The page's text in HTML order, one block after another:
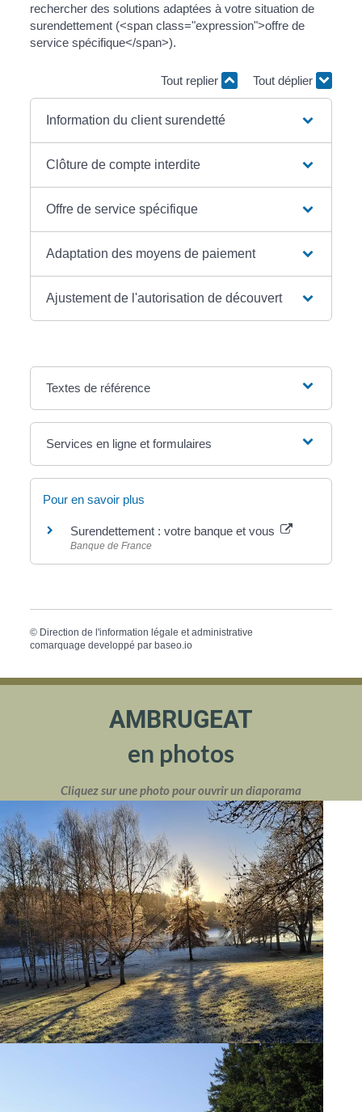
rechercher des solutions adaptées à votre situation de
surendettement (<span class="expression">offre de
service spécifique</span>).
Tout replier Tout déplier
Information du client surendetté
Clôture de compte interdite
Offre de service spécifique
Adaptation des moyens de paiement
Ajustement de l'autorisation de découvert
Textes de référence
Services en ligne et formulaires
Pour en savoir plus
Surendettement : votre banque et vous
Banque de France
© Direction de l'information légale et administrative
comarquage developpé parbaseo.io
AMBRUGEAT
en photos
Cliquez sur une photo pour ouvrir un diaporama